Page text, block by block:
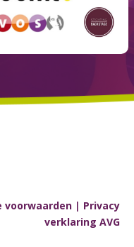
voorwaarden | Privacy
verklaring AVG